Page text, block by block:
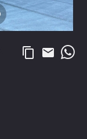
content_copy email